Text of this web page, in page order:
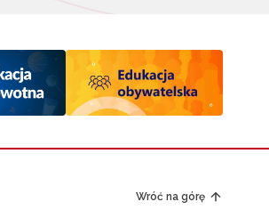
Wróć na górę